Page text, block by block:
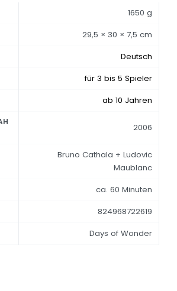
1650 g
29,5 × 30 × 7,5 cm
Deutsch
für 3 bis 5 Spieler
ab 10 Jahren
2006
Bruno Cathala + Ludovic
Maublanc
ca. 60 Minuten
824968722619
Days of Wonder